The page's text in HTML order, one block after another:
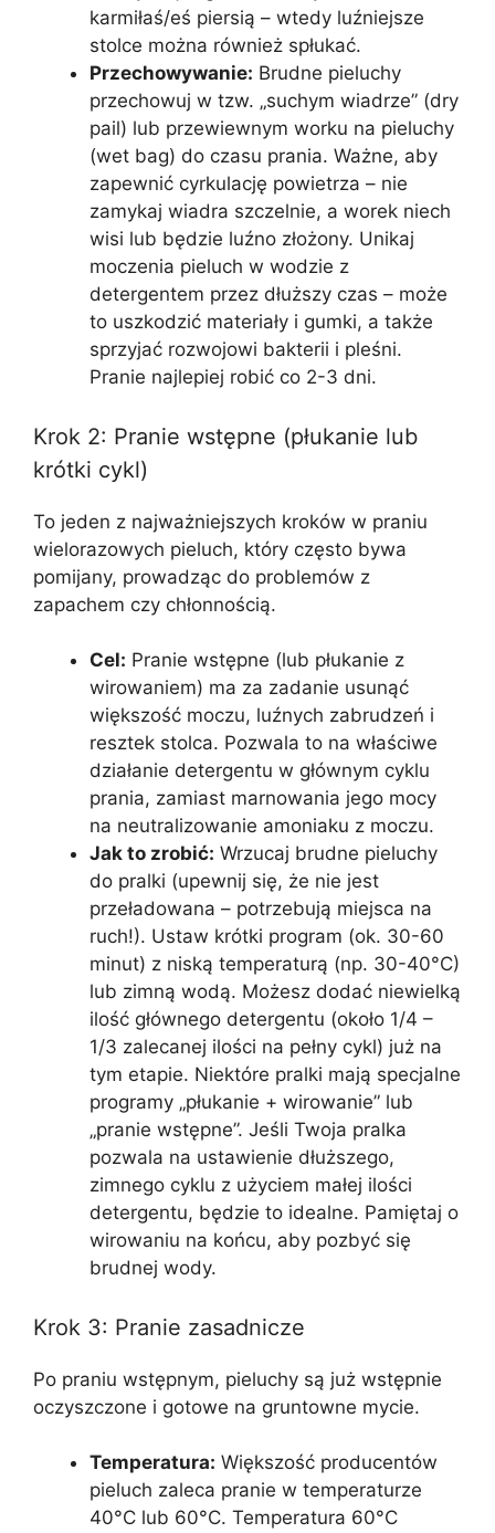
karmiłaś/eś piersią – wtedy luźniejsze
stolce można również spłukać.
Przechowywanie: Brudne pieluchy
przechowuj w tzw. „suchym wiadrze” (dry
pail) lub przewiewnym worku na pieluchy
(wet bag) do czasu prania. Ważne, aby
zapewnić cyrkulację powietrza – nie
zamykaj wiadra szczelnie, a worek niech
wisi lub będzie luźno złożony. Unikaj
moczenia pieluch w wodzie z
detergentem przez dłuższy czas – może
to uszkodzić materiały i gumki, a także
sprzyjać rozwojowi bakterii i pleśni.
Pranie najlepiej robić co 2-3 dni.
Krok 2: Pranie wstępne (płukanie lub
krótki cykl)
To jeden z najważniejszych kroków w praniu
wielorazowych pieluch, który często bywa
pomijany, prowadząc do problemów z
zapachem czy chłonnością.
Cel: Pranie wstępne (lub płukanie z
wirowaniem) ma za zadanie usunąć
większość moczu, luźnych zabrudzeń i
resztek stolca. Pozwala to na właściwe
działanie detergentu w głównym cyklu
prania, zamiast marnowania jego mocy
na neutralizowanie amoniaku z moczu.
Jak to zrobić: Wrzucaj brudne pieluchy
do pralki (upewnij się, że nie jest
przeładowana – potrzebują miejsca na
ruch!). Ustaw krótki program (ok. 30-60
minut) z niską temperaturą (np. 30-40°C)
lub zimną wodą. Możesz dodać niewielką
ilość głównego detergentu (około 1/4 –
1/3 zalecanej ilości na pełny cykl) już na
tym etapie. Niektóre pralki mają specjalne
programy „płukanie + wirowanie” lub
„pranie wstępne”. Jeśli Twoja pralka
pozwala na ustawienie dłuższego,
zimnego cyklu z użyciem małej ilości
detergentu, będzie to idealne. Pamiętaj o
wirowaniu na końcu, aby pozbyć się
brudnej wody.
Krok 3: Pranie zasadnicze
Po praniu wstępnym, pieluchy są już wstępnie
oczyszczone i gotowe na gruntowne mycie.
Temperatura: Większość producentów
pieluch zaleca pranie w temperaturze
40°C lub 60°C. Temperatura 60°C